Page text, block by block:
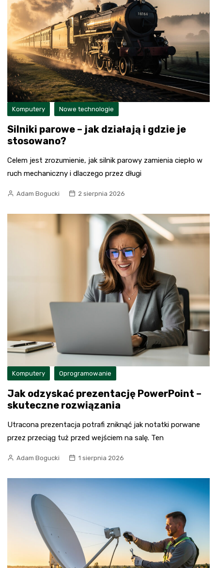
Komputery Nowe technologie
Silniki parowe – jak działają i gdzie je
stosowano?
Celem jest zrozumienie, jak silnik parowy zamienia ciepło w
ruch mechaniczny i dlaczego przez długi
Adam Bogucki 2 sierpnia 2026
Komputery Oprogramowanie
Jak odzyskać prezentację PowerPoint –
skuteczne rozwiązania
Utracona prezentacja potrafi zniknąć jak notatki porwane
przez przeciąg tuż przed wejściem na salę. Ten
Adam Bogucki 1 sierpnia 2026